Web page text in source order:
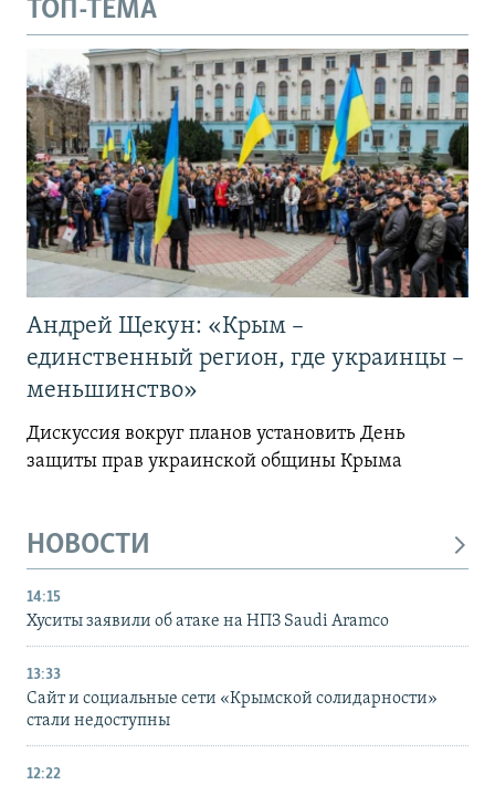
ТОП-ТЕМА
Андрей Щекун: «Крым –
единственный регион, где украинцы –
меньшинство»
Дискуссия вокруг планов установить День
защиты прав украинской общины Крыма
НОВОСТИ
14:15
Хуситы заявили об атаке на НПЗ Saudi Aramco
13:33
Сайт и социальные сети «Крымской солидарности»
стали недоступны
12:22